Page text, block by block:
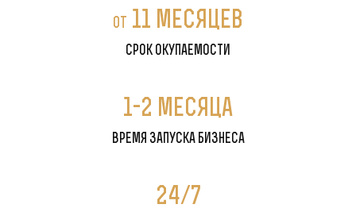
от 11 месяцев
срок окупаемости
1-2 месяца
время запуска бизнеса
24/7